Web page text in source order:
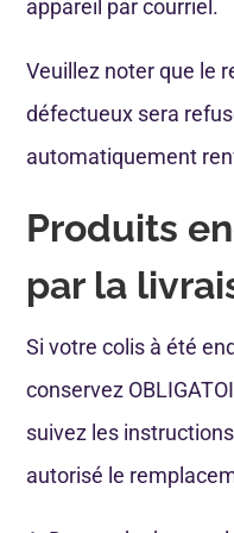
appareil par courriel.
Veuillez noter que le
défectueux sera
automatiquement
Produits
par la
Si votre colis à été
conservez
suivez les
autorisé le